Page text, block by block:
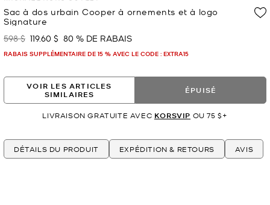
Sac à dos urbain Cooper à ornements et à logo
Signature
était
598 $ maintenant
119.60 $ 80 % DE RABAIS
RABAIS SUPPLÉMENTAIRE DE 15 % AVEC LE CODE : EXTRA15
VOIR LES ARTICLES
SIMILAIRES
ÉPUISÉ
LIVRAISON GRATUITE AVEC KORSVIP OU 75 $+
DÉTAILS DU PRODUIT EXPÉDITION & RETOURS AVIS